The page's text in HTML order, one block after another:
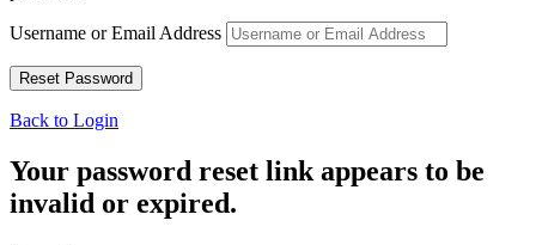
Username or Email Address
Back to Login
Your password reset link appears to be
invalid or expired.